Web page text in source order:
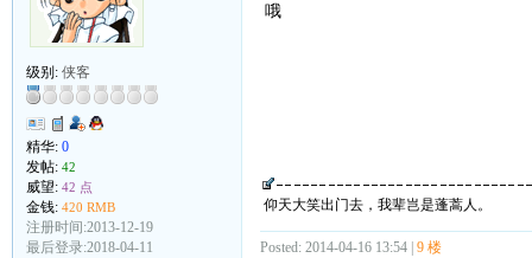
级别: 侠客
精华: 0
发帖: 42
威望: 42 点
金钱: 420 RMB
注册时间:2013-12-19
最后登录:2018-04-11
哦
仰天大笑出门去，我辈岂是蓬蒿人。
Posted: 2014-04-16 13:54 | 9 楼